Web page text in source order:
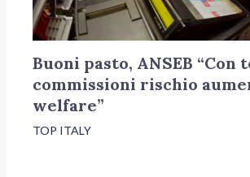
Buoni pasto, ANSEB “Con
commissioni rischio
welfare”
TOP ITALY